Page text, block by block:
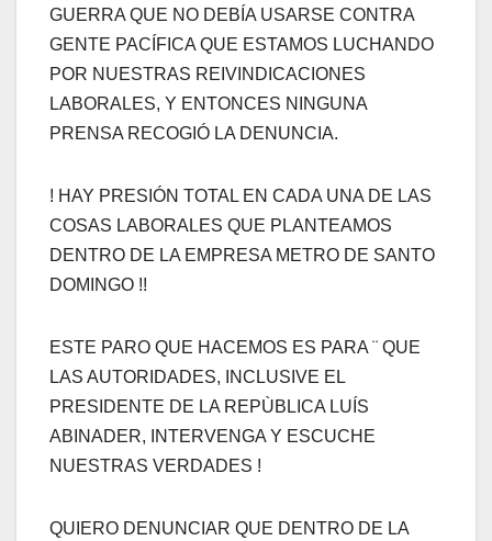
GUERRA QUE NO DEBÍA USARSE CONTRA
GENTE PACÍFICA QUE ESTAMOS LUCHANDO
POR NUESTRAS REIVINDICACIONES
LABORALES, Y ENTONCES NINGUNA
PRENSA RECOGIÓ LA DENUNCIA.
! HAY PRESIÓN TOTAL EN CADA UNA DE LAS
COSAS LABORALES QUE PLANTEAMOS
DENTRO DE LA EMPRESA METRO DE SANTO
DOMINGO !!
ESTE PARO QUE HACEMOS ES PARA ¨ QUE
LAS AUTORIDADES, INCLUSIVE EL
PRESIDENTE DE LA REPÙBLICA LUÍS
ABINADER, INTERVENGA Y ESCUCHE
NUESTRAS VERDADES !
QUIERO DENUNCIAR QUE DENTRO DE LA